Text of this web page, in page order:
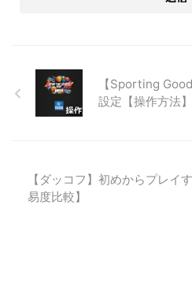
【Sporting
設定【操作方法】
【ダッコフ】初めからプレイ
易度比較】